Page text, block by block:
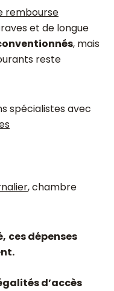
rembourse
et de longue
, mais
reste
spécialistes avec
, chambre
ces dépenses
d’accès